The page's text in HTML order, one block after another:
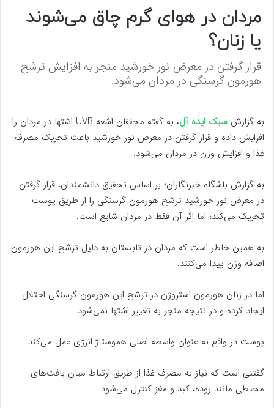
مردان در هوای گرم چاق می‌شوند
یا زنان؟
قرار گرفتن در معرض نور خورشید منجر به افزایش ترشح
هورمون گرسنگی در مردان می‌شود.
به گزارش سبک ایده آل،
به گفته محققان اشعه UVB اشتها در مردان را
افزایش داده و قرار گرفتن در معرض نور خورشید باعث تحریک مصرف
غذا و افزایش وزن در مردان می‌شود.
به گزارش باشگاه خبرنگاران؛ بر اساس تحقیق دانشمندان، قرار گرفتن
در معرض نور خورشید ترشح هورمون گرسنگی را از طریق پوست
تحریک می‌کند؛ اما اثر آن فقط در مردان شایع است.
به همین خاطر است که مردان در تابستان به دلیل ترشح این هورمون
اضافه وزن پیدا می‌کنند.
اما در زنان هورمون استروژن در ترشح این هورمون گرسنگی اختلال
ایجاد کرده و در نتیجه منجر به تغییر اشتها نمی‌شود.
پوست در واقع به عنوان واسطه اصلی هموستاژ انرژی عمل می‌کند.
گفتنی است که نیاز به مصرف غذا از طریق ارتباط میان بافت‌های
محیطی مانند روده، کبد و مغز کنترل می‌شود.